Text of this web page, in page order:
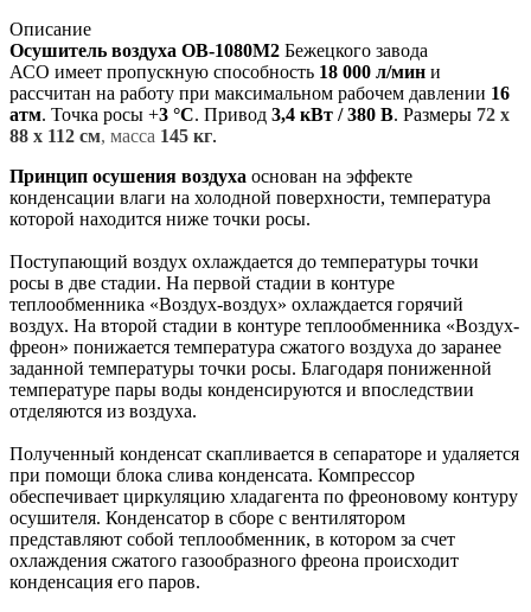
Описание
Осушитель воздуха ОВ-1080М2 Бежецкого завода
АСО имеет пропускную способность 18 000 л/мин и
рассчитан на работу при максимальном рабочем давлении 16
атм. Точка росы +3 °C. Привод 3,4 кВт / 380 В. Размеры 72 х
88 х 112 см, масса 145 кг.
Принцип осушения воздуха основан на эффекте
конденсации влаги на холодной поверхности, температура
которой находится ниже точки росы.
Поступающий воздух охлаждается до температуры точки
росы в две стадии. На первой стадии в контуре
теплообменника «Воздух-воздух» охлаждается горячий
воздух. На второй стадии в контуре теплообменника «Воздух-
фреон» понижается температура сжатого воздуха до заранее
заданной температуры точки росы. Благодаря пониженной
температуре пары воды конденсируются и впоследствии
отделяются из воздуха.
Полученный конденсат скапливается в сепараторе и удаляется
при помощи блока слива конденсата. Компрессор
обеспечивает циркуляцию хладагента по фреоновому контуру
осушителя. Конденсатор в сборе с вентилятором
представляют собой теплообменник, в котором за счет
охлаждения сжатого газообразного фреона происходит
конденсация его паров.